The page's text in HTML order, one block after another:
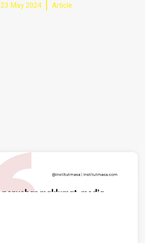
23 May 2024 Article